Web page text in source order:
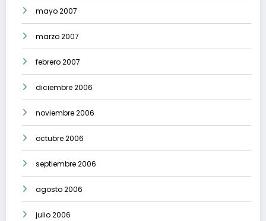
mayo 2007
marzo 2007
febrero 2007
diciembre 2006
noviembre 2006
octubre 2006
septiembre 2006
agosto 2006
julio 2006